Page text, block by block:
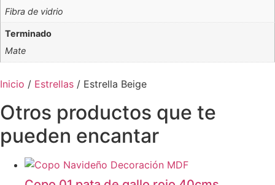
Fibra de vidrio
Terminado
Mate
Inicio / Estrellas / Estrella Beige
Otros productos que te
pueden encantar